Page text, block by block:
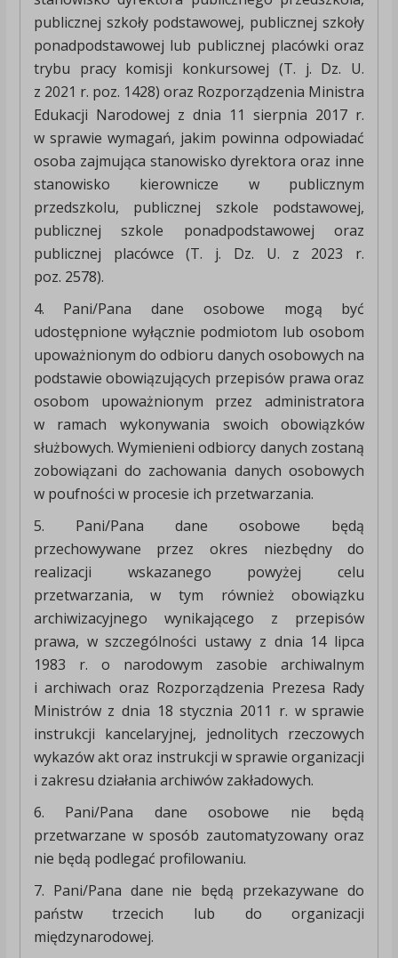
publicznej szkoły podstawowej, publicznej szkoły
ponadpodstawowej lub publicznej placówki oraz
trybu pracy komisji konkursowej (T. j. Dz. U.
z 2021 r. poz. 1428) oraz Rozporządzenia Ministra
Edukacji Narodowej z dnia 11 sierpnia 2017 r.
w sprawie wymagań, jakim powinna odpowiadać
osoba zajmująca stanowisko dyrektora oraz inne
stanowisko kierownicze w publicznym
przedszkolu, publicznej szkole podstawowej,
publicznej szkole ponadpodstawowej oraz
publicznej placówce (T. j. Dz. U. z 2023 r.
poz. 2578).
4. Pani/Pana dane osobowe mogą być
udostępnione wyłącznie podmiotom lub osobom
upoważnionym do odbioru danych osobowych na
podstawie obowiązujących przepisów prawa oraz
osobom upoważnionym przez administratora
w ramach wykonywania swoich obowiązków
służbowych. Wymienieni odbiorcy danych zostaną
zobowiązani do zachowania danych osobowych
w poufności w procesie ich przetwarzania.
5. Pani/Pana dane osobowe będą
przechowywane przez okres niezbędny do
realizacji wskazanego powyżej celu
przetwarzania, w tym również obowiązku
archiwizacyjnego wynikającego z przepisów
prawa, w szczególności ustawy z dnia 14 lipca
1983 r. o narodowym zasobie archiwalnym
i archiwach oraz Rozporządzenia Prezesa Rady
Ministrów z dnia 18 stycznia 2011 r. w sprawie
instrukcji kancelaryjnej, jednolitych rzeczowych
wykazów akt oraz instrukcji w sprawie organizacji
i zakresu działania archiwów zakładowych.
6. Pani/Pana dane osobowe nie będą
przetwarzane w sposób zautomatyzowany oraz
nie będą podlegać profilowaniu.
7. Pani/Pana dane nie będą przekazywane do
państw trzecich lub do organizacji
międzynarodowej.